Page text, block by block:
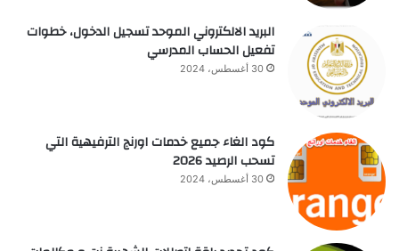
البريد الالكتروني الموحد تسجيل الدخول، خطوات
تفعيل الحساب المدرسي
30 أغسطس، 2024
كود الغاء جميع خدمات اورنج الترفيهية التي
تسحب الرصيد 2026
30 أغسطس، 2024